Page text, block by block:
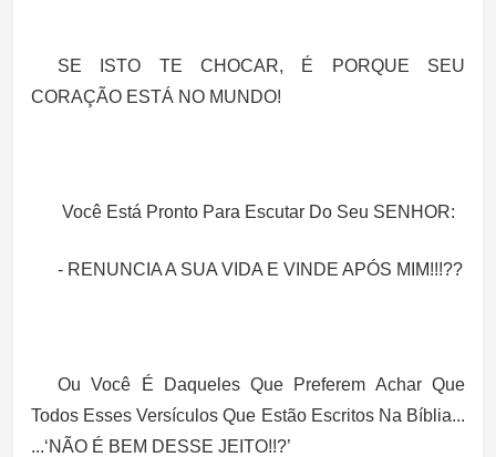
SE ISTO TE CHOCAR, É PORQUE SEU
CORAÇÃO ESTÁ NO MUNDO!
Você Está Pronto Para Escutar Do Seu SENHOR:
- RENUNCIA A SUA VIDA E VINDE APÓS MIM!!!??
Ou Você É Daqueles Que Preferem Achar Que
Todos Esses Versículos Que Estão Escritos Na Bíblia...
...‘NÃO É BEM DESSE JEITO!!?’